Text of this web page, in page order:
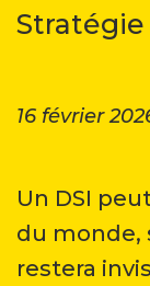
16 février
Un DSI
du monde,
restera